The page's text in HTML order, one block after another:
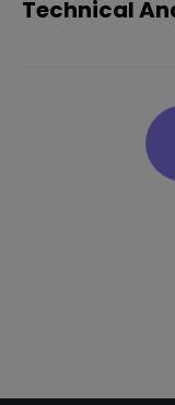
Technical